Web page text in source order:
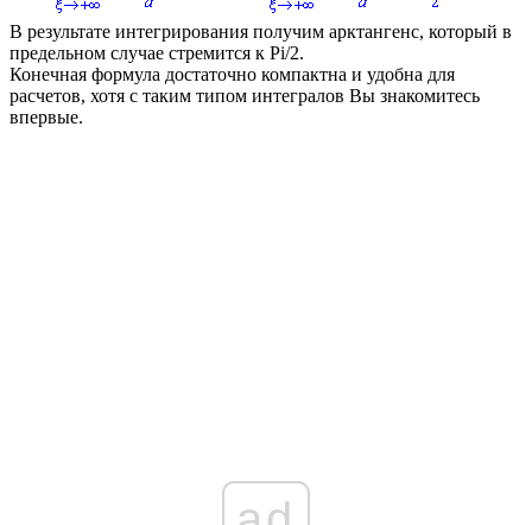
В результате интегрирования получим арктангенс, который в
предельном случае стремится к Pi/2.
Конечная формула достаточно компактна и удобна для
расчетов, хотя с таким типом интегралов Вы знакомитесь
впервые.